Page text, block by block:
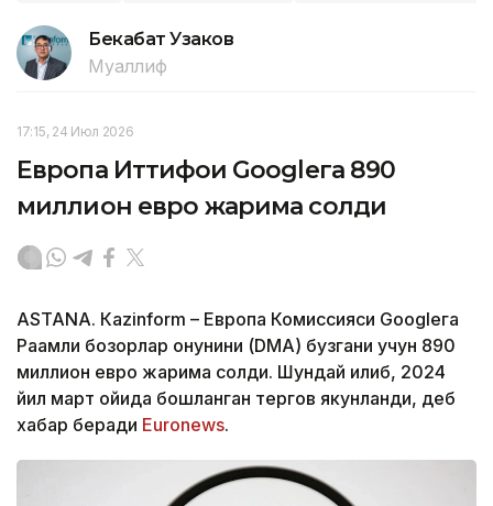
Бекабат Узаков
Муаллиф
17:15, 24 Июл 2026
Европа Иттифоқи Googleга 890
миллион евро жарима солди
ASTANА. Кazinform – Европа Комиссияси Googleга
Рақамли бозорлар қонунини (DMA) бузгани учун 890
миллион евро жарима солди. Шундай қилиб, 2024
йил март ойида бошланган тергов якунланди, деб
хабар беради Euronews.